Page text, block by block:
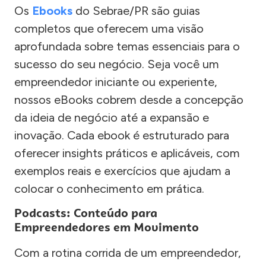
Os Ebooks do Sebrae/PR são guias
completos que oferecem uma visão
aprofundada sobre temas essenciais para o
sucesso do seu negócio. Seja você um
empreendedor iniciante ou experiente,
nossos eBooks cobrem desde a concepção
da ideia de negócio até a expansão e
inovação. Cada ebook é estruturado para
oferecer insights práticos e aplicáveis, com
exemplos reais e exercícios que ajudam a
colocar o conhecimento em prática.
Podcasts: Conteúdo para
Empreendedores em Movimento
Com a rotina corrida de um empreendedor,